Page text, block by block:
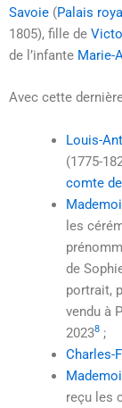
Savoie (Palais
1805), fille de
de l’infante Marie-
Avec cette
Louis-
(1775-
comte
les
de
portrait,
vendu à
20238;
Charles-
reçu les